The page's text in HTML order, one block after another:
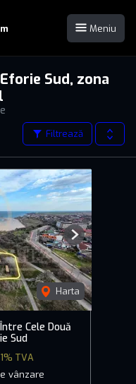
Meniu
Sud, zona
Filtrează
Harta
Next
Cele Două
Sud
TVA
vânzare